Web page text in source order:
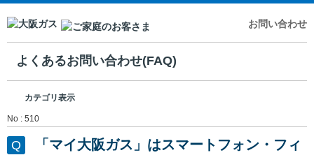
お問い合わせ
よくあるお問い合わせ(FAQ)
カテゴリ表示
No : 510
「マイ大阪ガス」はスマートフォン・フィ